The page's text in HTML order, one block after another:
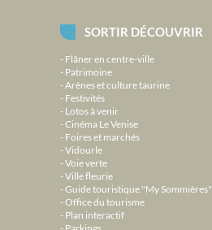
SORTIR DÉCOUVRIR
Flâner en centre-ville
Patrimoine
Arènes et culture taurine
Festivités
Lotos à venir
Cinéma Le Venise
Foires et marchés
Vidourle
Voie verte
Ville fleurie
Guide touristique "My Sommières"
Office du tourisme
Plan interactif
Parkings